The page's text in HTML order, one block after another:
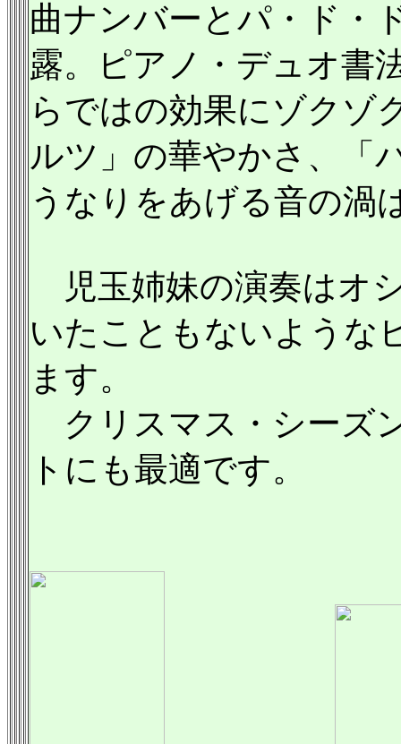
曲ナンバーとパ・ド・
露。ピアノ・デュオ書
らではの効果にゾクゾ
ルツ」の華やかさ、「
うなりをあげる音の渦
児玉姉妹の演奏はオ
いたこともないような
ます。
クリスマス・シーズ
トにも最適です。